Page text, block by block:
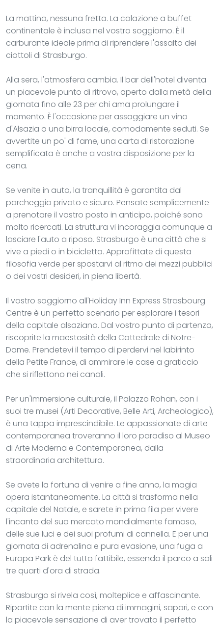
La mattina, nessuna fretta. La colazione a buffet
continentale è inclusa nel vostro soggiorno. È il
carburante ideale prima di riprendere l'assalto dei
ciottoli di Strasburgo.
Alla sera, l'atmosfera cambia. Il bar dell'hotel diventa
un piacevole punto di ritrovo, aperto dalla metà della
giornata fino alle 23 per chi ama prolungare il
momento. È l'occasione per assaggiare un vino
d'Alsazia o una birra locale, comodamente seduti. Se
avvertite un po' di fame, una carta di ristorazione
semplificata è anche a vostra disposizione per la
cena.
Se venite in auto, la tranquillità è garantita dal
parcheggio privato e sicuro. Pensate semplicemente
a prenotare il vostro posto in anticipo, poiché sono
molto ricercati. La struttura vi incoraggia comunque a
lasciare l'auto a riposo. Strasburgo è una città che si
vive a piedi o in bicicletta. Approfittate di questa
filosofia verde per spostarvi al ritmo dei mezzi pubblici
o dei vostri desideri, in piena libertà.
Il vostro soggiorno all'Holiday Inn Express Strasbourg
Centre è un perfetto scenario per esplorare i tesori
della capitale alsaziana. Dal vostro punto di partenza,
riscoprite la maestosità della Cattedrale di Notre-
Dame. Prendetevi il tempo di perdervi nel labirinto
della Petite France, di ammirare le case a graticcio
che si riflettono nei canali.
Per un'immersione culturale, il Palazzo Rohan, con i
suoi tre musei (Arti Decorative, Belle Arti, Archeologico),
è una tappa imprescindibile. Le appassionate di arte
contemporanea troveranno il loro paradiso al Museo
di Arte Moderna e Contemporanea, dalla
straordinaria architettura.
Se avete la fortuna di venire a fine anno, la magia
opera istantaneamente. La città si trasforma nella
capitale del Natale, e sarete in prima fila per vivere
l'incanto del suo mercato mondialmente famoso,
delle sue luci e dei suoi profumi di cannella. E per una
giornata di adrenalina e pura evasione, una fuga a
Europa Park è del tutto fattibile, essendo il parco a soli
tre quarti d'ora di strada.
Strasburgo si rivela così, molteplice e affascinante.
Ripartite con la mente piena di immagini, sapori, e con
la piacevole sensazione di aver trovato il perfetto